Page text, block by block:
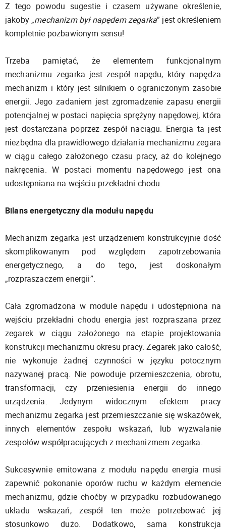
Z tego powodu sugestie i czasem używane określenie,
jakoby „mechanizm był napędem zegarka” jest określeniem
kompletnie pozbawionym sensu!
Trzeba pamiętać, że elementem funkcjonalnym
mechanizmu zegarka jest zespół napędu, który napędza
mechanizm i który jest silnikiem o ograniczonym zasobie
energii. Jego zadaniem jest zgromadzenie zapasu energii
potencjalnej w postaci napięcia sprężyny napędowej, która
jest dostarczana poprzez zespół naciągu. Energia ta jest
niezbędna dla prawidłowego działania mechanizmu zegara
w ciągu całego założonego czasu pracy, aż do kolejnego
nakręcenia. W postaci momentu napędowego jest ona
udostępniana na wejściu przekładni chodu.
Bilans energetyczny dla modułu napędu
Mechanizm zegarka jest urządzeniem konstrukcyjnie dość
skomplikowanym pod względem zapotrzebowania
energetycznego, a do tego, jest doskonałym
„rozpraszaczem energii”.
Cała zgromadzona w module napędu i udostępniona na
wejściu przekładni chodu energia jest rozpraszana przez
zegarek w ciągu założonego na etapie projektowania
konstrukcji mechanizmu okresu pracy. Zegarek jako całość,
nie wykonuje żadnej czynności w języku potocznym
nazywanej pracą. Nie powoduje przemieszczenia, obrotu,
transformacji, czy przeniesienia energii do innego
urządzenia. Jedynym widocznym efektem pracy
mechanizmu zegarka jest przemieszczanie się wskazówek,
innych elementów zespołu wskazań, lub wyzwalanie
zespołów współpracujących z mechanizmem zegarka.
Sukcesywnie emitowana z modułu napędu energia musi
zapewnić pokonanie oporów ruchu w każdym elemencie
mechanizmu, gdzie choćby w przypadku rozbudowanego
układu wskazań, zespół ten może potrzebować jej
stosunkowo dużo. Dodatkowo, sama konstrukcja